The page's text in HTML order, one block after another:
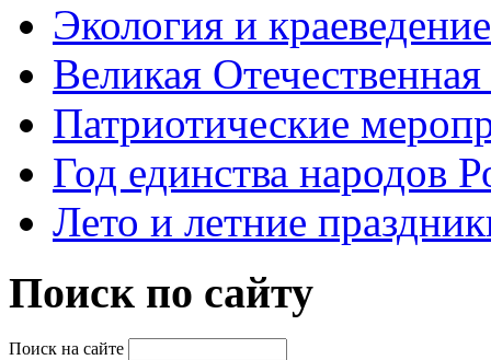
Экология и краеведение
Великая
Патриотические
Год единства народов
Лето и летние
Поиск по сайту
Поиск на сайте